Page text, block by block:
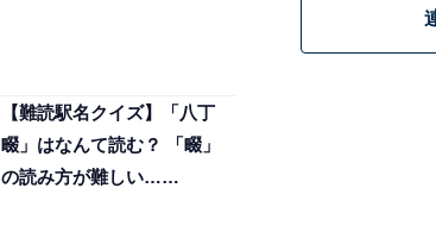
【難読駅名クイズ】「八丁
畷」はなんて読む？ 「畷」
の読み方が難しい……